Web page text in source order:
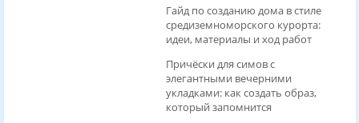
Гайд по созданию дома в стиле
средиземноморского курорта:
идеи, материалы и ход работ
Причёски для симов с
элегантными вечерними
укладками: как создать образ,
который запомнится